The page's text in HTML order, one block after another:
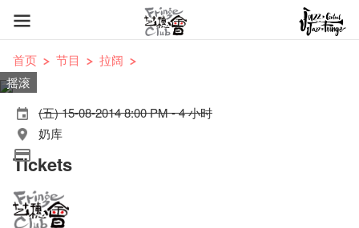
首页 节目
拉阔
摇滚
(五) 15-08-2014 8:00 PM - 4 小时
奶库
Tickets